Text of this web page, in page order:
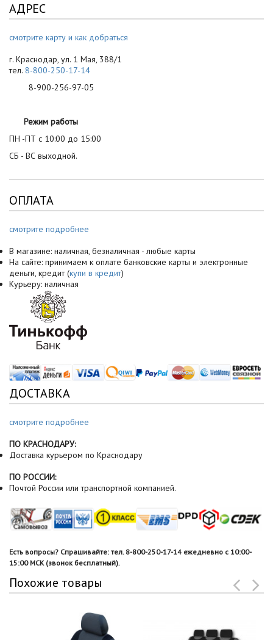
АДРЕС
смотрите карту и как добраться
г. Краснодар, ул. 1 Мая, 388/1
тел. 8-800-250-17-14
8-900-256-97-05
Режим работы
ПН -ПТ с 10:00 до 15:00
СБ - ВС выходной.
ОПЛАТА
смотрите подробнее
В магазине: наличная, безналичная - любые карты
На сайте: принимаем к оплате банковские карты и электронные
деньги, кредит (купи в кредит)
Курьеру: наличная
ДОСТАВКА
смотрите подробнее
ПО КРАСНОДАРУ:
Доставка курьером по Краснодару
ПО РОССИИ:
Почтой России или транспортной компанией.
Есть вопросы? Спрашивайте: тел. 8-800-250-17-14 ежедневно с 10:00-
15:00 МСК (звонок бесплатный).
Похожие товары